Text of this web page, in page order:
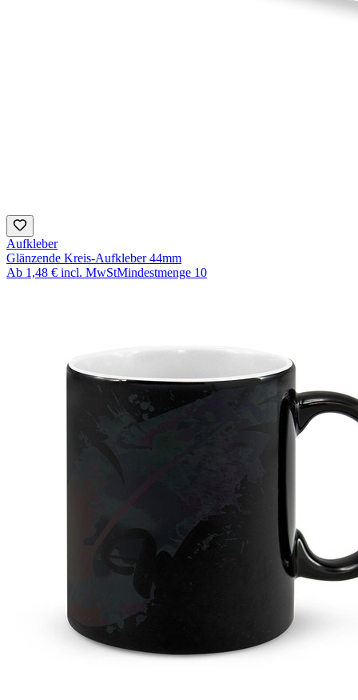
Aufkleber
Glänzende Kreis-Aufkleber 44mm
Ab 1,48 € incl. MwStMindestmenge 10